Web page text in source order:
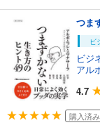
つま
ビ
ビジ
アル
4.7
購入済み